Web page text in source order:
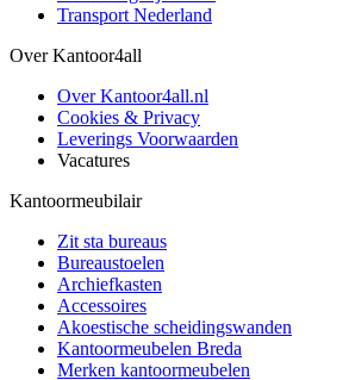
Transport Nederland
Over Kantoor4all
Over Kantoor4all.nl
Cookies & Privacy
Leverings Voorwaarden
Vacatures
Kantoormeubilair
Zit sta bureaus
Bureaustoelen
Archiefkasten
Accessoires
Akoestische scheidingswanden
Kantoormeubelen Breda
Merken kantoormeubelen